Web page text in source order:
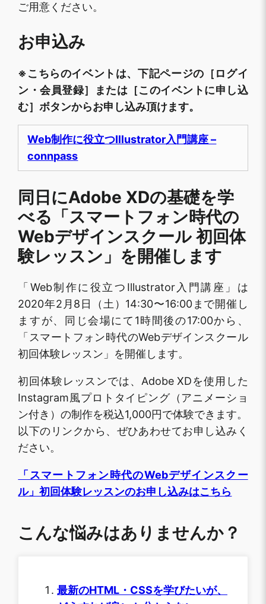
ご用意ください。
お申込み
※こちらのイベントは、下記ページの［ログイ
ン・会員登録］または［このイベントに申し込
む］ボタンからお申し込み頂けます。
Web制作に役立つIllustrator入門講座 –
connpass
同日にAdobe XDの基礎を学
べる「スマートフォン時代の
Webデザインスクール 初回体
験レッスン」を開催します
「Web制作に役立つIllustrator入門講座」は
2020年2月8日（土）14:30〜16:00まで開催し
ますが、同じ会場にて1時間後の17:00から、
「スマートフォン時代のWebデザインスクール
初回体験レッスン」を開催します。
初回体験レッスンでは、Adobe XDを使用した
Instagram風プロトタイピング（アニメーショ
ン付き）の制作を税込1,000円で体験できます。
以下のリンクから、ぜひあわせてお申し込みく
ださい。
「スマートフォン時代のWebデザインスクー
ル」初回体験レッスンのお申し込みはこちら
こんな悩みはありませんか？
最新のHTML・CSSを学びたいが、